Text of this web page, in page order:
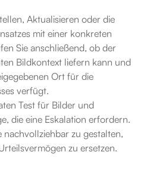
Aktualisieren oder die
mit einer konkreten
Sie anschließend, ob der
Bildkontext liefern kann und
Ort für die
verfügt.
Test für Bilder und
die eine Eskalation erfordern.
nachvollziehbar zu gestalten,
zu ersetzen.